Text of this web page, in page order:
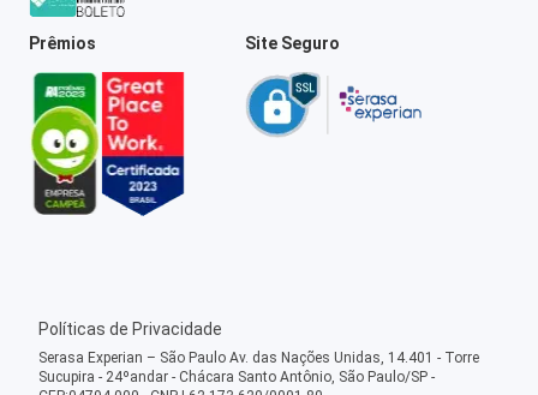
Prêmios Site Seguro
Políticas de Privacidade
Serasa Experian – São Paulo Av. das Nações Unidas, 14.401 - Torre
Sucupira - 24ºandar - Chácara Santo Antônio, São Paulo/SP -